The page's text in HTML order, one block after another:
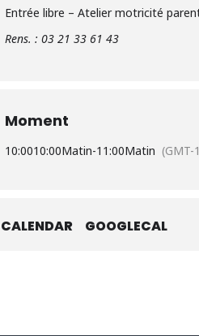
Entrée libre – Atelier motricité
Rens. : 03 21 33 61 43
Moment
10:0010:00Matin-11:00Matin (GMT-
CALENDAR GOOGLECAL